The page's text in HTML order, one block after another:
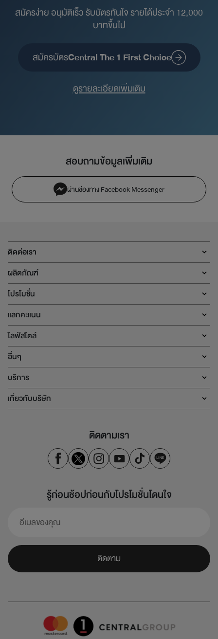
สมัครง่าย อนุมัติเร็ว รับบัตรทันใจ รายได้ประจำ 12,000
บาทขึ้นไป
สมัครบัตรCentral The 1 First Choice
ดูรายละเอียดเพิ่มเติม
สอบถามข้อมูลเพิ่มเติม
ผ่านช่องทาง Facebook Messenger
ติดต่อเรา
ผลิตภัณฑ์
โปรโมชั่น
แลกคะแนน
ไลฟ์สไตล์
อื่นๆ
บริการ
เกี่ยวกับบริษัท
ติดตามเรา
รู้ก่อนช้อปก่อนกับโปรโมชั่นโดนใจ
ติดตาม